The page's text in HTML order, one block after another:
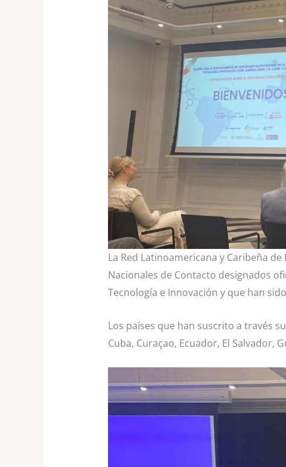
La Red Latinoamericana y Caribeña
Nacionales de Contacto designados
Tecnología e Innovación y que han
Los países que han suscrito a través
Cuba, Curaçao, Ecuador, El Salvador,